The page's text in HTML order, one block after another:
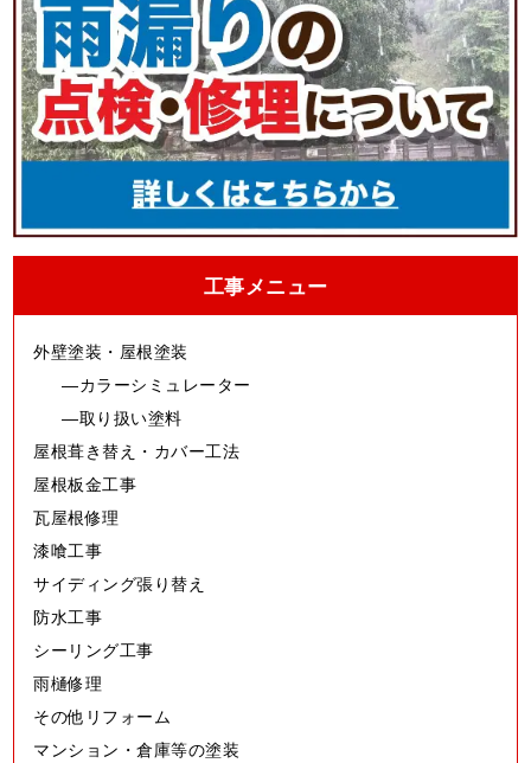
工事メニュー
外壁塗装・屋根塗装
カラーシミュレーター
取り扱い塗料
屋根葺き替え・カバー工法
屋根板金工事
瓦屋根修理
漆喰工事
サイディング張り替え
防水工事
シーリング工事
雨樋修理
その他リフォーム
マンション・倉庫等の塗装